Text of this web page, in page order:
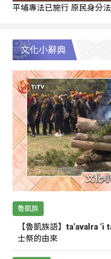
平埔專法已施行 原民身分
文化小辭典
魯凱族
【魯凱族語】ta‘avalra
士祭的由來